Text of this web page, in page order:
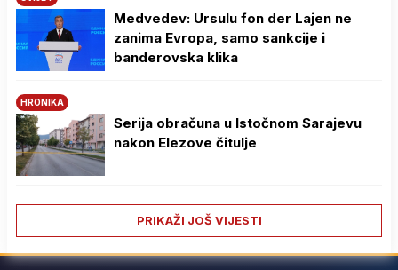
Medvedev: Ursulu fon der Lajen ne
zanima Evropa, samo sankcije i
banderovska klika
HRONIKA
Serija obračuna u Istočnom Sarajevu
nakon Elezove čitulje
PRIKAŽI JOŠ VIJESTI